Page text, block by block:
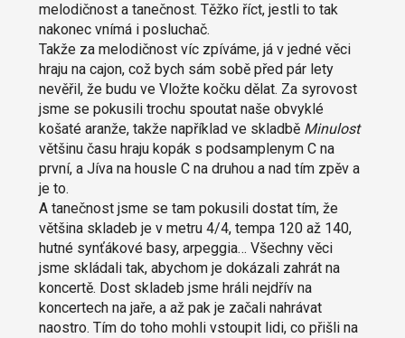
melodičnost a tanečnost. Těžko říct, jestli to tak
nakonec vnímá i posluchač.
Takže za melodičnost víc zpíváme, já v jedné věci
hraju na cajon, což bych sám sobě před pár lety
nevěřil, že budu ve Vložte kočku dělat. Za syrovost
jsme se pokusili trochu spoutat naše obvyklé
košaté aranže, takže například ve skladbě Minulost
většinu času hraju kopák s podsamplenym C na
první, a Jíva na housle C na druhou a nad tím zpěv a
je to.
A tanečnost jsme se tam pokusili dostat tím, že
většina skladeb je v metru 4/4, tempa 120 až 140,
hutné synťákové basy, arpeggia… Všechny věci
jsme skládali tak, abychom je dokázali zahrát na
koncertě. Dost skladeb jsme hráli nejdřív na
koncertech na jaře, a až pak je začali nahrávat
naostro. Tím do toho mohli vstoupit lidi, co přišli na